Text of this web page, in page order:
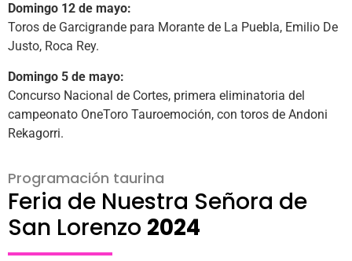
Domingo 12 de mayo:
Toros de Garcigrande para Morante de La Puebla, Emilio De
Justo, Roca Rey.
Domingo 5 de mayo:
Concurso Nacional de Cortes, primera eliminatoria del
campeonato OneToro Tauroemoción, con toros de Andoni
Rekagorri.
Programación taurina
Feria de Nuestra Señora de
San Lorenzo 2024